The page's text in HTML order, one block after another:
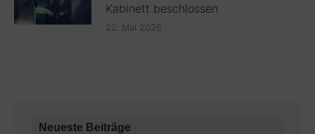
Kabinett beschlossen
22. Mai 2026
Neueste Beiträge